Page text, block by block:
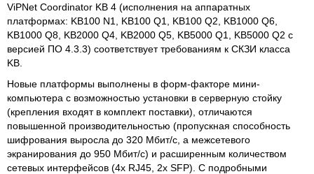
ViPNet Coordinator KB 4 (исполнения на аппаратных
платформах: KB100 N1, KB100 Q1, KB100 Q2, KB1000 Q6,
KB1000 Q8, KB2000 Q4, KB2000 Q5, KB5000 Q1, KB5000 Q2 с
версией ПО 4.3.3) соответствует требованиям к СКЗИ класса
KB.
Новые платформы выполнены в форм-факторе мини-
компьютера с возможностью установки в серверную стойку
(крепления входят в комплект поставки), отличаются
повышенной производительностью (пропускная способность
шифрования выросла до 320 Мбит/с, а межсетевого
экранирования до 950 Мбит/с) и расширенным количеством
сетевых интерфейсов (4x RJ45, 2x SFP). С подробными